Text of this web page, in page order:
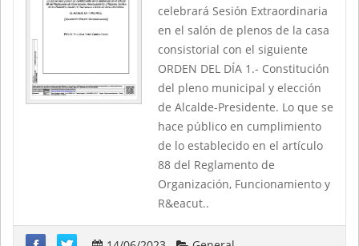
celebrará Sesión Extraordinaria
en el salón de plenos de la casa
consistorial con el siguiente
ORDEN DEL DÍA 1.- Constitución
del pleno municipal y elección
de Alcalde-Presidente. Lo que se
hace público en cumplimiento
de lo establecido en el artículo
88 del Reglamento de
Organización, Funcionamiento y
R&eacut..